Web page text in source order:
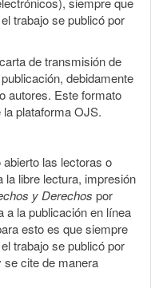
trabajo se publicó por
de transmisión de
debidamente
autores. Este formato
plataforma OJS.
las lectoras o
la libre lectura, impresión
y Derechos por
a la publicación en línea
esto es que siempre
trabajo se publicó por
se cite de manera